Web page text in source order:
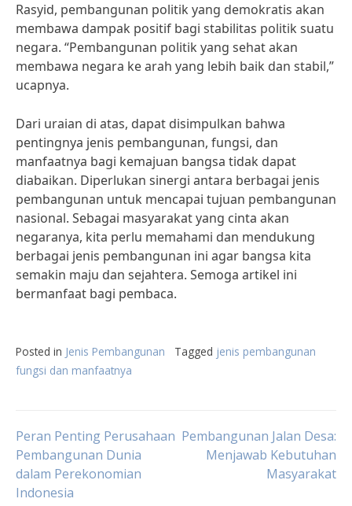
Rasyid, pembangunan politik yang demokratis akan
membawa dampak positif bagi stabilitas politik suatu
negara. “Pembangunan politik yang sehat akan
membawa negara ke arah yang lebih baik dan stabil,”
ucapnya.
Dari uraian di atas, dapat disimpulkan bahwa
pentingnya jenis pembangunan, fungsi, dan
manfaatnya bagi kemajuan bangsa tidak dapat
diabaikan. Diperlukan sinergi antara berbagai jenis
pembangunan untuk mencapai tujuan pembangunan
nasional. Sebagai masyarakat yang cinta akan
negaranya, kita perlu memahami dan mendukung
berbagai jenis pembangunan ini agar bangsa kita
semakin maju dan sejahtera. Semoga artikel ini
bermanfaat bagi pembaca.
Posted in Jenis Pembangunan Tagged jenis pembangunan
fungsi dan manfaatnya
Post
navigation
Peran Penting Perusahaan
Pembangunan Dunia
dalam Perekonomian
Indonesia
Pembangunan Jalan Desa:
Menjawab Kebutuhan
Masyarakat